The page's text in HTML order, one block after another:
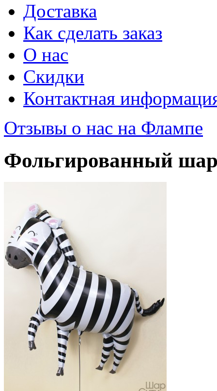
Доставка
Как сделать заказ
О нас
Скидки
Контактная
Отзывы о нас на Флампе
Фольгированный